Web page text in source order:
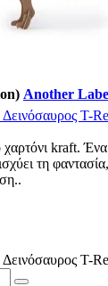
Another
T-
kraft. Ένα
τη
T-